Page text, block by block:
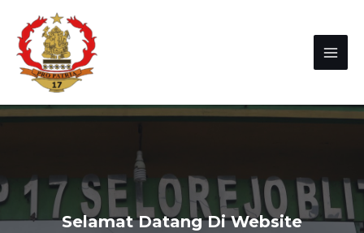
Selamat Datang Di Website